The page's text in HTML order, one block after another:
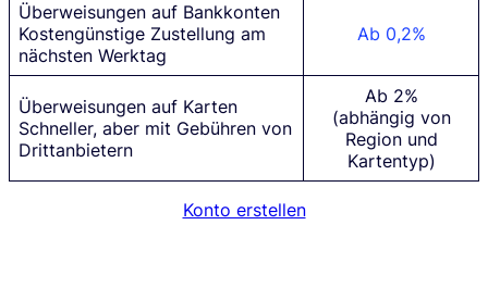
Überweisungen auf Bankkonten
Kostengünstige Zustellung am
nächsten Werktag
Ab 0,2%
Überweisungen auf Karten
Schneller, aber mit Gebühren von
Drittanbietern
Ab 2%
(abhängig von
Region und
Kartentyp)
Konto erstellen